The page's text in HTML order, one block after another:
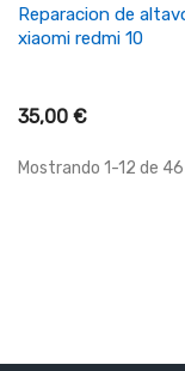
Reparacion de
xiaomi redmi 10
35,00 €
Mostrando 1-12 de